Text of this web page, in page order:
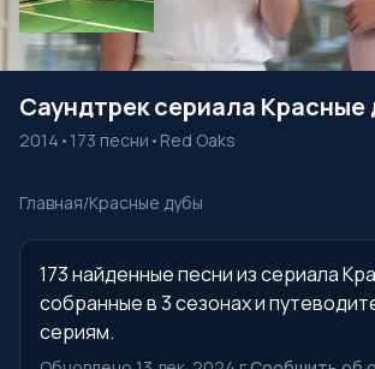
Саундтрек сериала Красные
2014 • 173 песни • Red Oaks
Главная/Красные дубы
173 найденные песни из сериала
собранные в 3 сезонах и
сериям.